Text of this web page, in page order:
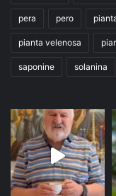
pera pero
pianta velenosa
saponine solanina